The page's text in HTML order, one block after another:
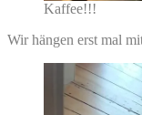
Kaffee!!!
Wir hängen erst mal